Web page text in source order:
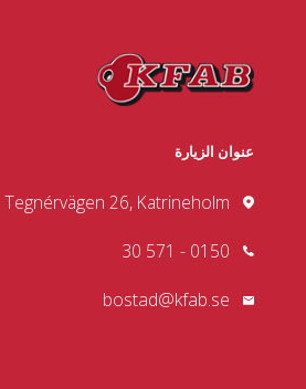
عنوان الزيارة
Tegnérvägen 26, Katrineholm
0150 - 571 30
bostad@kfab.se